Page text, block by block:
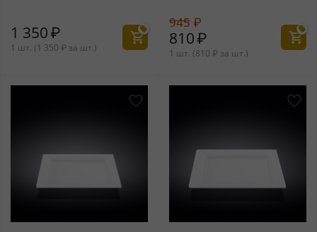
1 350₽
1 шт. (1 350 ₽ за шт.)
945₽
810₽
1 шт. (810 ₽ за шт.)